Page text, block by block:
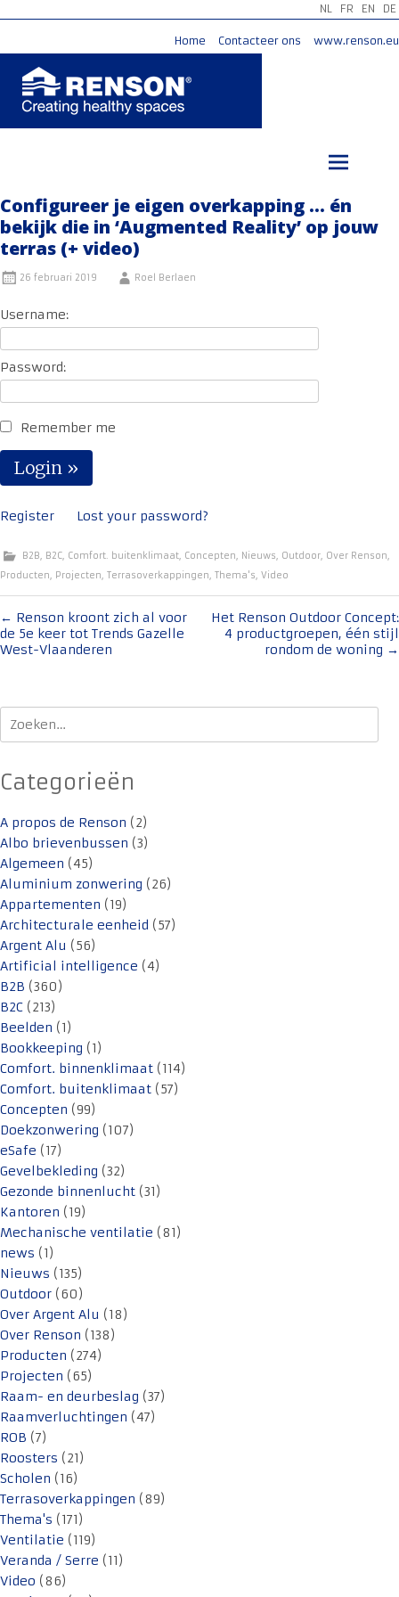
NL FR EN DE
Home Contacteer ons www.renson.eu
Configureer je eigen overkapping … én
bekijk die in ‘Augmented Reality’ op jouw
terras (+ video)
26 februari 2019 Roel Berlaen
Username:
Password:
Remember me
Register Lost your password?
B2B, B2C, Comfort. buitenklimaat, Concepten, Nieuws, Outdoor, Over Renson,
Producten, Projecten, Terrasoverkappingen, Thema's, Video
Bericht
navigatie
← Renson kroont zich al voor
de 5e keer tot Trends Gazelle
West-Vlaanderen
Het Renson Outdoor Concept:
4 productgroepen, één stijl
rondom de woning →
Zoeken
naar:
Categorieën
A propos de Renson (2)
Albo brievenbussen (3)
Algemeen (45)
Aluminium zonwering (26)
Appartementen (19)
Architecturale eenheid (57)
Argent Alu (56)
Artificial intelligence (4)
B2B (360)
B2C (213)
Beelden (1)
Bookkeeping (1)
Comfort. binnenklimaat (114)
Comfort. buitenklimaat (57)
Concepten (99)
Doekzonwering (107)
eSafe (17)
Gevelbekleding (32)
Gezonde binnenlucht (31)
Kantoren (19)
Mechanische ventilatie (81)
news (1)
Nieuws (135)
Outdoor (60)
Over Argent Alu (18)
Over Renson (138)
Producten (274)
Projecten (65)
Raam- en deurbeslag (37)
Raamverluchtingen (47)
ROB (7)
Roosters (21)
Scholen (16)
Terrasoverkappingen (89)
Thema's (171)
Ventilatie (119)
Veranda / Serre (11)
Video (86)